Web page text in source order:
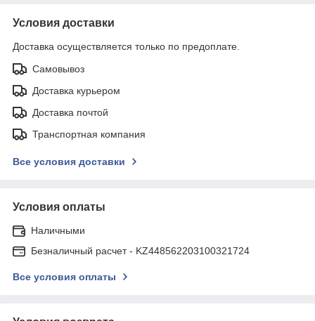
Условия доставки
Доставка осуществляется только по предоплате.
Самовывоз
Доставка курьером
Доставка почтой
Транспортная компания
Все условия доставки
Условия оплаты
Наличными
Безналичный расчет - KZ448562203100321724
Все условия оплаты